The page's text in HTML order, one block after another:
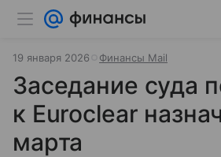
19 января 2026 Финансы Mail
Заседание суда
к Euroclear
марта